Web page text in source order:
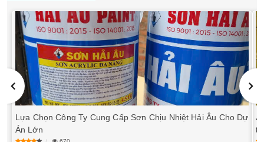
Lựa Chọn Công Ty Cung Cấp Sơn Chịu Nhiệt Hải Âu Cho Dự
Án Lớn